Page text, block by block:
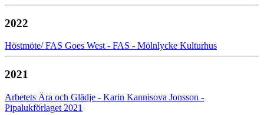
2022
Höstmöte/ FAS Goes West - FAS - Mölnlycke Kulturhus
2021
Arbetets Ära och Glädje - Karin Kannisova Jonsson -
Pipalukförlaget 2021